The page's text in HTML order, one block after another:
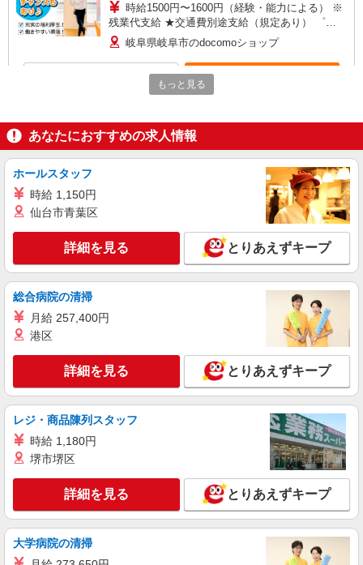
時給1500円〜1600円（経験・能力による） ※
残業代支給 ★交通費別途支給（規定あり） ゜
+゜・。○。・゜+゜・。○。・゜+゜ 入社祝い金10
万円支給(規定有) お友達を紹介頂くと, インセンテ
ィブ支給(規定有) ★月2回払い・週払い可能（規程
有）★ ゜・。○。・゜+゜・。○。・゜+゜
岐阜県岐阜市のdocomoショップ
株式会社シエロ
携帯販売スタッフ【Y!mobile】
時給1600円〜 ※別途インセンティブ、職能評
価制度あり ※残業代支給 ★交通費別途支給（規定
インセンティブ支給(規定有) ★月2回払い・週払い
可能（規程有）★ ゜・。○。・゜+゜・。○。・゜
キープ 詳細を見る
株式会社シエロ
スマホ携帯販売【楽天モバイル】
時給1500円〜 ※残業代支給 ★交通費別途支給
+゜ 入社祝い金10万円支給(規定有) お友達を紹介
頂くと, インセンティブ支給(規定有) ★月2回払
い・週払い可能（規程有）★ ゜・。○。・゜
+゜・。○。・゜+゜
岐阜県岐阜市の家電量販店
キープ 詳細を見る
紹介予定派遣
株式会社シエロ
携帯販売スタッフ【softbank】
時給1600円〜 ※別途インセンティブ、職能評
価制度あり ※残業代支給 ★交通費別途支給（規定
あり） ゜+゜・。○。・゜+゜・。○。・゜+゜ 入岐阜県岐阜市の家電量販店
もっと見る
あなたにおすすめの求人情報
ホールスタッフ
時給 1,150円
仙台市青葉区
詳細を見る とりあえずキープ
総合病院の清掃
月給 257,400円
港区
詳細を見る とりあえずキープ
レジ・商品陳列スタッフ
時給 1,180円
堺市堺区
詳細を見る とりあえずキープ
大学病院の清掃